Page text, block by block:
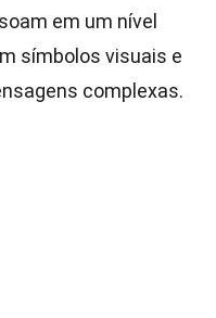
em um nível
símbolos visuais e
complexas.